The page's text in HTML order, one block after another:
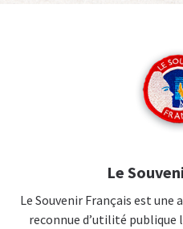
Le
Le Souvenir Français est une
reconnue d’utilité publique